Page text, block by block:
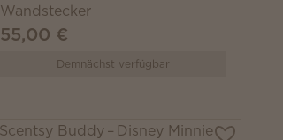
Wandstecker
55,00 €
Demnächst verfügbar